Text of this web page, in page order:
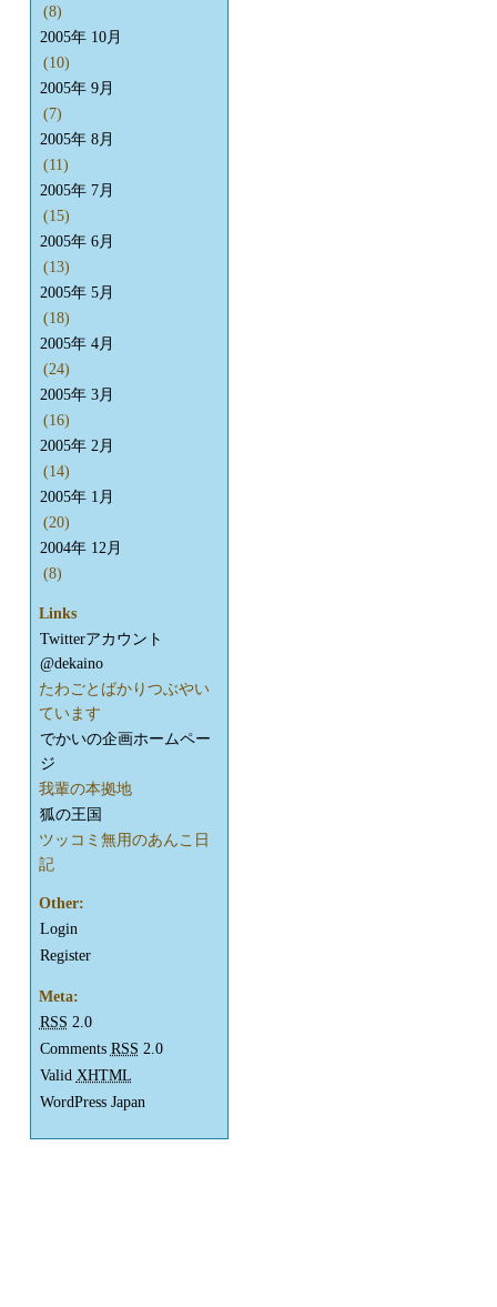
(8)
2005年 10月
(10)
2005年 9月
(7)
2005年 8月
(11)
2005年 7月
(15)
2005年 6月
(13)
2005年 5月
(18)
2005年 4月
(24)
2005年 3月
(16)
2005年 2月
(14)
2005年 1月
(20)
2004年 12月
(8)
Links
Twitterアカウント
@dekaino
たわごとばかりつぶやい
ています
でかいの企画ホームペー
ジ
我輩の本拠地
狐の王国
ツッコミ無用のあんこ日
記
Other:
Login
Register
Meta:
RSS 2.0
Comments RSS 2.0
Valid XHTML
WordPress Japan